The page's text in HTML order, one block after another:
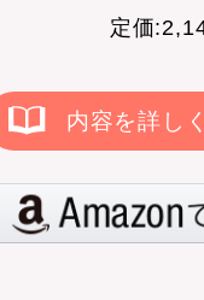
定価
内容を詳し